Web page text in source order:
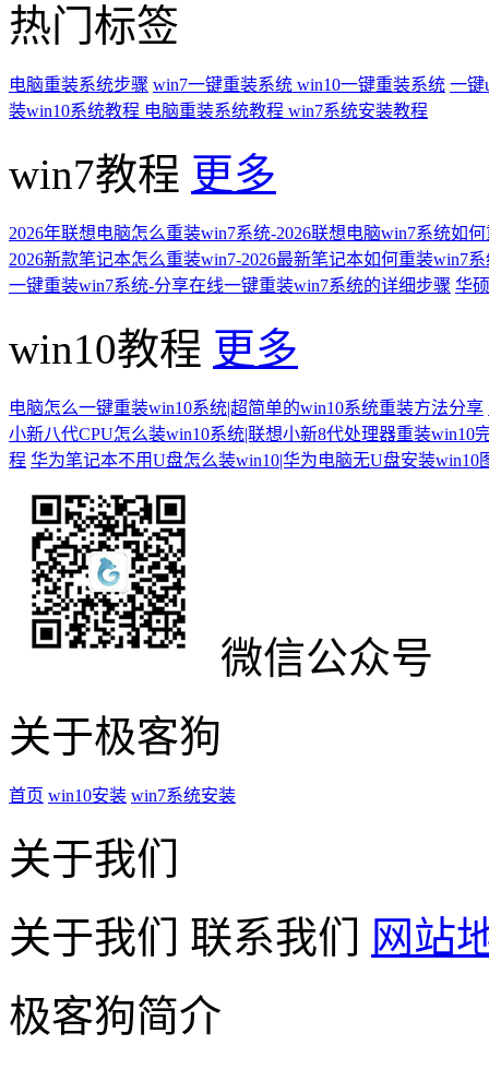
热门标签
电脑重装系统步骤 win7一键重装系统 win10一键重装系统 一键
装win10系统教程 电脑重装系统教程 win7系统安装教程
win7教程 更多
2026年联想电脑怎么重装win7系统-2026联想电脑win7系统如
2026新款笔记本怎么重装win7-2026最新笔记本如何重装win7
一键重装win7系统-分享在线一键重装win7系统的详细步骤 华
win10教程 更多
电脑怎么一键重装win10系统|超简单的win10系统重装方法分享
小新八代CPU怎么装win10系统|联想小新8代处理器重装win10
程 华为笔记本不用U盘怎么装win10|华为电脑无U盘安装win10
微信公众号
关于极客狗
首页 win10安装 win7系统安装
关于我们
关于我们
联系我们
网站
极客狗简介